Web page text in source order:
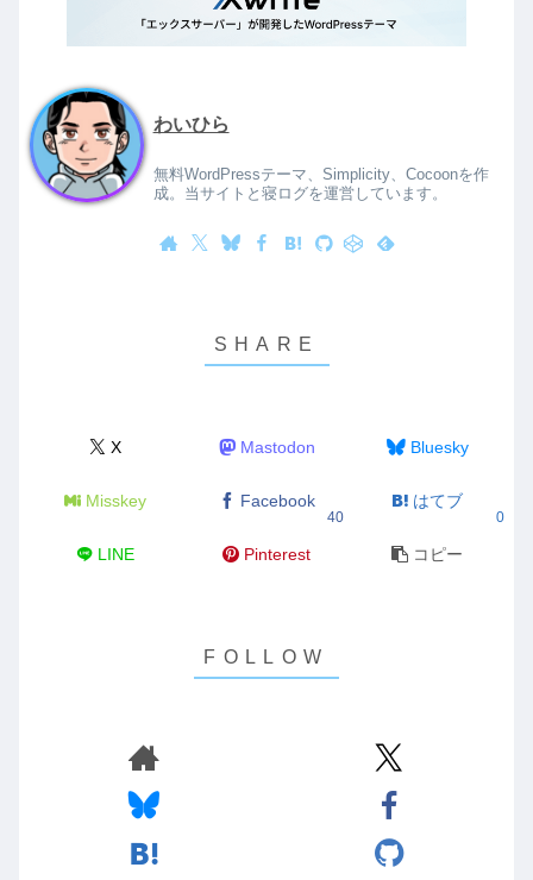
わいひら
無料WordPressテーマ、Simplicity、Cocoonを作
成。当サイトと寝ログを運営しています。
X Mastodon Bluesky
Misskey Facebook
40
はてブ
0
LINE Pinterest コピー